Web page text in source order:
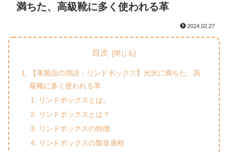
満ちた、高級靴に多く使われる革
2024.02.27
目次
【革製品の用語：リンドボックス】光沢に満ちた、高
級靴に多く使われる革
リンドボックスとは。
リンドボックスとは？
リンドボックスの特徴
リンドボックスの製造過程